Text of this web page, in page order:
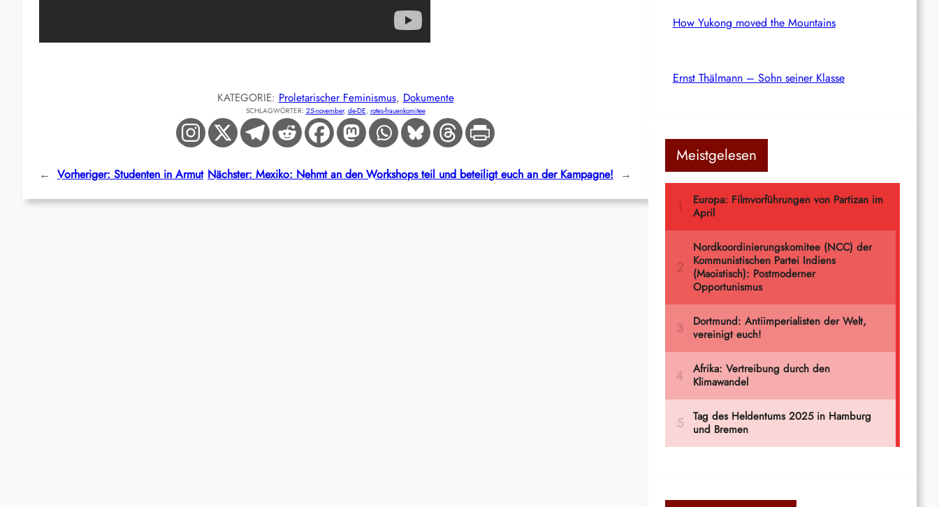
KATEGORIE: Proletarischer Feminismus, Dokumente
SCHLAGWÖRTER: 25-november, de-DE, rotes-frauenkomitee
← Vorheriger: Studenten in Armut Nächster: Mexiko: Nehmt an den Workshops teil und beteiligt euch an der Kampagne! →
How Yukong moved the Mountains
Ernst Thälmann – Sohn seiner Klasse
Meistgelesen